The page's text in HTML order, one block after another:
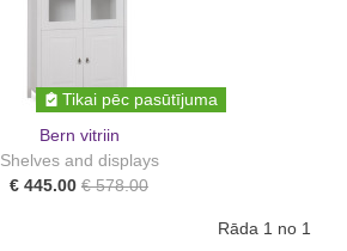
Tikai pēc pasūtījuma
Bern vitriin
Shelves and displays
€ 445.00 € 578.00
Rāda 1 no 1